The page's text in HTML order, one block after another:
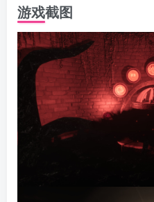
游戏截图